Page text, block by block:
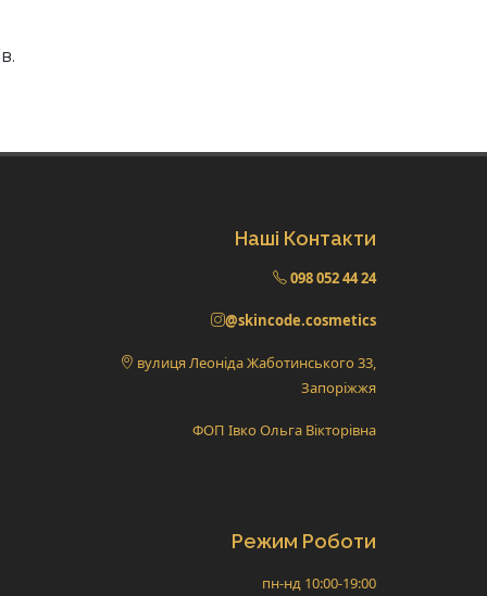
Наші Контакти
098 052 44 24
@skincode.cosmetics
вулиця Леоніда Жаботинського 33,
Запоріжжя
ФОП Івко Ольга Вікторівна
Режим Роботи
пн-нд 10:00-19:00